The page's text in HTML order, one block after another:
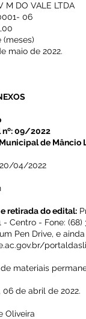
M DO VALE LTDA
06
(meses)
maio de 2022.
nº: 09/2022
de Mâncio
20/04/2022
retirada do edital:
- Centro - Fone:
Pen Drive, e
materiais
06 de abril de 2022.
Oliveira